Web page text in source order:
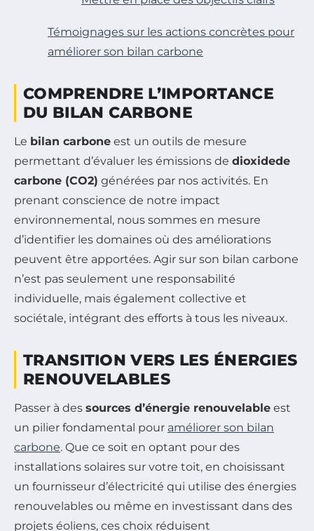
Témoignages sur les actions concrètes pour
améliorer son bilan carbone
COMPRENDRE L’IMPORTANCE
DU BILAN CARBONE
Le bilan carbone est un outils de mesure
permettant d’évaluer les émissions de dioxidede
carbone (CO2) générées par nos activités. En
prenant conscience de notre impact
environnemental, nous sommes en mesure
d’identifier les domaines où des améliorations
peuvent être apportées. Agir sur son bilan carbone
n’est pas seulement une responsabilité
individuelle, mais également collective et
sociétale, intégrant des efforts à tous les niveaux.
TRANSITION VERS LES ÉNERGIES
RENOUVELABLES
Passer à des sources d’énergie renouvelable est
un pilier fondamental pour améliorer son bilan
carbone. Que ce soit en optant pour des
installations solaires sur votre toit, en choisissant
un fournisseur d’électricité qui utilise des énergies
renouvelables ou même en investissant dans des
projets éoliens, ces choix réduisent